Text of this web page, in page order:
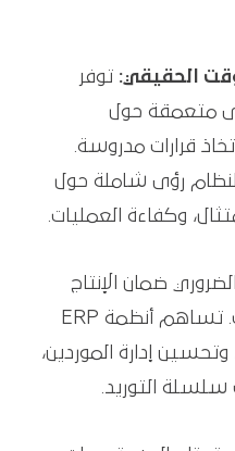
الحقيقي: توفر
رؤى متعمقة حول
قرارات مدروسة.
النظام رؤى شاملة حول
وكفاءة العمليات.
ضمان الإنتاج
والتوزيع في الوقت المناسب. تساهم أنظمة ERP
إدارة الموردين،
سلسلة التوريد.